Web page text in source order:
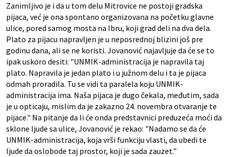
Zanimljivo je i da u tom delu Mitrovice ne postoji gradska
pijaca, već je ona spontano organizovana na početku glavne
ulice, pored samog mosta na Ibru, koji grad deli na dva dela.
Plato za pijacu napravljen je u neposrednoj blizini još pre
godinu dana, ali se ne koristi. Jovanović najavljuje da će se to
ipak uskoro desiti: "UNMIK-administracija je napravila taj
plato. Napravila je jedan plato i u južnom delu i ta je pijaca
odmah proradila. Tu se vidi ta paralela koju UNMIK-
administracija ima. Naša pijaca je dugo čekala, međutim, sada
je u opticaju, mislim da je zakazno 24. novembra otvaranje te
pijace." Na pitanje da li će onda predstavnici preduzeća moći da
sklone ljude sa ulice, Jovanović je rekao: "Nadamo se da će
UNMIK-administracija, koja vrši funkciju vlasti, da ubedi te
ljude da oslobode taj prostor, koji je sada zauzet."